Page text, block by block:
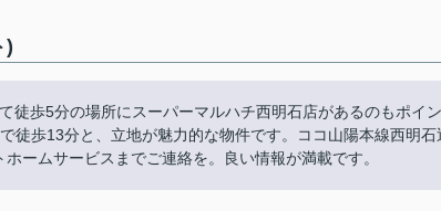
)
徒歩5分の場所にスーパーマルハチ西明石店があるのもポイン
徒歩13分と、立地が魅力的な物件です。ココ山陽本線西明石
ームサービスまでご連絡を。良い情報が満載です。